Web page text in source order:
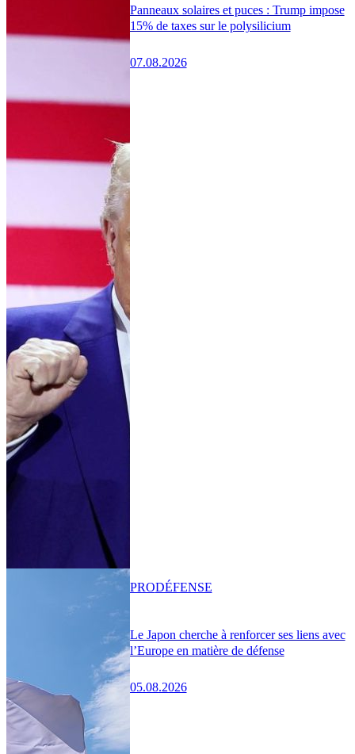
Panneaux solaires et puces : Trump impose
15% de taxes sur le polysilicium
07.08.2026
Le Japon cherche à renforcer ses liens avec
l’Europe en matière de défense
05.08.2026
PRODÉFENSE